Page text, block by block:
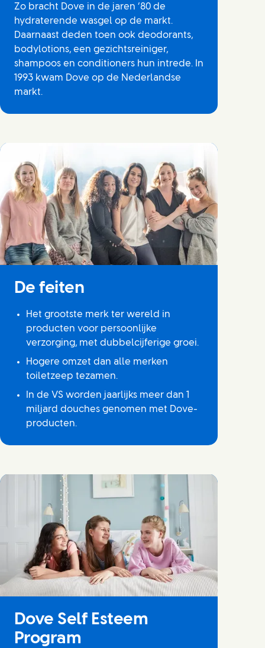
Zo bracht Dove in de jaren ‘80 de
hydraterende wasgel op de markt.
Daarnaast deden toen ook deodorants,
bodylotions, een gezichtsreiniger,
shampoos en conditioners hun intrede. In
1993 kwam Dove op de Nederlandse
markt.
De feiten
Het grootste merk ter wereld in
producten voor persoonlijke
verzorging, met dubbelcijferige groei.
Hogere omzet dan alle merken
toiletzeep tezamen.
In de VS worden jaarlijks meer dan 1
miljard douches genomen met Dove-
producten.
Dove Self Esteem
Program